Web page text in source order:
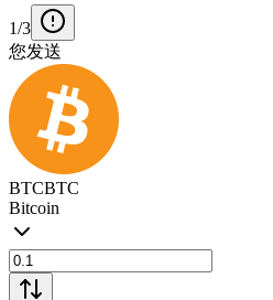
1/3
您发送
BTCBTC
Bitcoin